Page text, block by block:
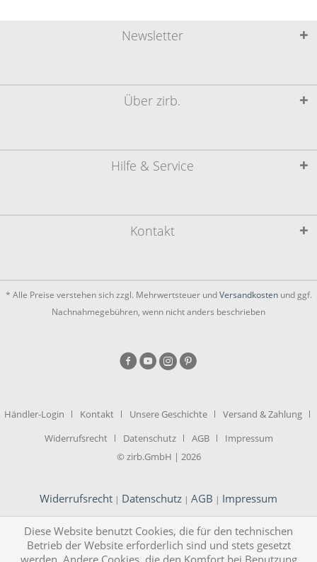
Kontakt
Hilfe & Service
Über zirb.
Newsletter
* Alle Preise verstehen sich zzgl. Mehrwertsteuer undVersandkostenund ggf.
Nachnahmegebühren, wenn nicht anders beschrieben
Händler-Login Kontakt Unsere Geschichte
Versand & Zahlung
Widerrufsrecht
Datenschutz AGB
Impressum
© zirb.GmbH | 2026
Widerrufsrecht | Datenschutz | AGB | Impressum
Diese Website benutzt Cookies, die für den technischen
Betrieb der Website erforderlich sind und stets gesetzt
werden. Andere Cookies, die den Komfort bei Benutzung